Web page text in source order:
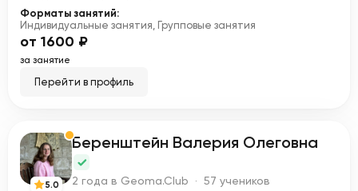
Форматы занятий:
Индивидуальные занятия, Групповые занятия
от 1600 ₽
за занятие
Перейти в профиль
Б
5.0
Беренштейн Валерия Олеговна
2 года в Geoma.Club · 57 учеников